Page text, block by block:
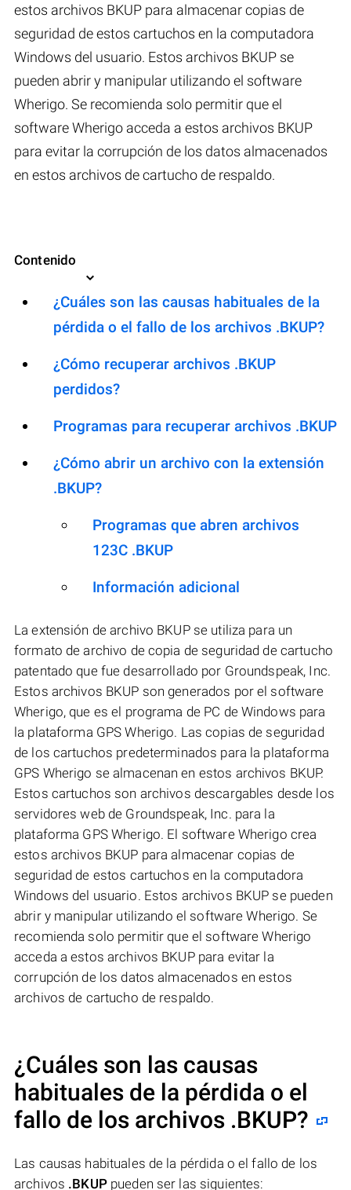
estos archivos BKUP para almacenar copias de
seguridad de estos cartuchos en la computadora
Windows del usuario. Estos archivos BKUP se
pueden abrir y manipular utilizando el software
Wherigo. Se recomienda solo permitir que el
software Wherigo acceda a estos archivos BKUP
para evitar la corrupción de los datos almacenados
en estos archivos de cartucho de respaldo.
Contenido
¿Cuáles son las causas habituales de la
pérdida o el fallo de los archivos .BKUP?
¿Cómo recuperar archivos .BKUP
perdidos?
Programas para recuperar archivos .BKUP
¿Cómo abrir un archivo con la extensión
.BKUP?
Programas que abren archivos
123C .BKUP
Información adicional
La extensión de archivo BKUP se utiliza para un
formato de archivo de copia de seguridad de cartucho
patentado que fue desarrollado por Groundspeak, Inc.
Estos archivos BKUP son generados por el software
Wherigo, que es el programa de PC de Windows para
la plataforma GPS Wherigo. Las copias de seguridad
de los cartuchos predeterminados para la plataforma
GPS Wherigo se almacenan en estos archivos BKUP.
Estos cartuchos son archivos descargables desde los
servidores web de Groundspeak, Inc. para la
plataforma GPS Wherigo. El software Wherigo crea
estos archivos BKUP para almacenar copias de
seguridad de estos cartuchos en la computadora
Windows del usuario. Estos archivos BKUP se pueden
abrir y manipular utilizando el software Wherigo. Se
recomienda solo permitir que el software Wherigo
acceda a estos archivos BKUP para evitar la
corrupción de los datos almacenados en estos
archivos de cartucho de respaldo.
¿Cuáles son las causas
habituales de la pérdida o el
fallo de los archivos .BKUP?
Las causas habituales de la pérdida o el fallo de los
archivos .BKUPpueden ser las siguientes: